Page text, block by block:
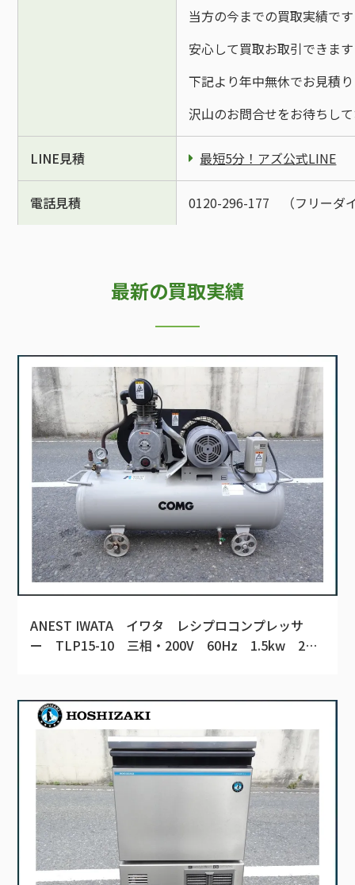
当方の今までの買取実績で
安心して買取お取引できま
下記より年中無休でお見積
沢山のお問合せをお待ちし
LINE見積 最短5分！アズ公式LINE
電話見積 0120-296-177 （フリーダ
最新の買取実績
ANEST IWATA イワタ レシプロコンプレッサ
ー TLP15-10 三相・200V 60Hz 1.5kw 2馬